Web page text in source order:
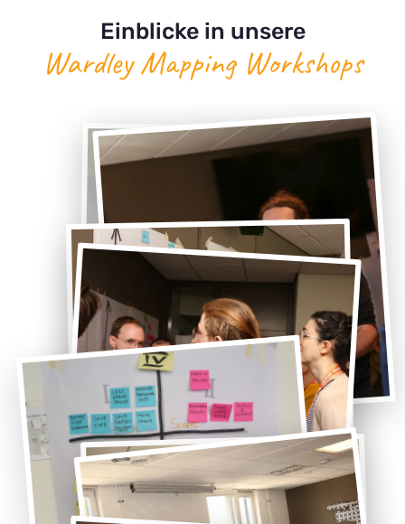
Einblicke in unsere
Wardley Mapping Workshops